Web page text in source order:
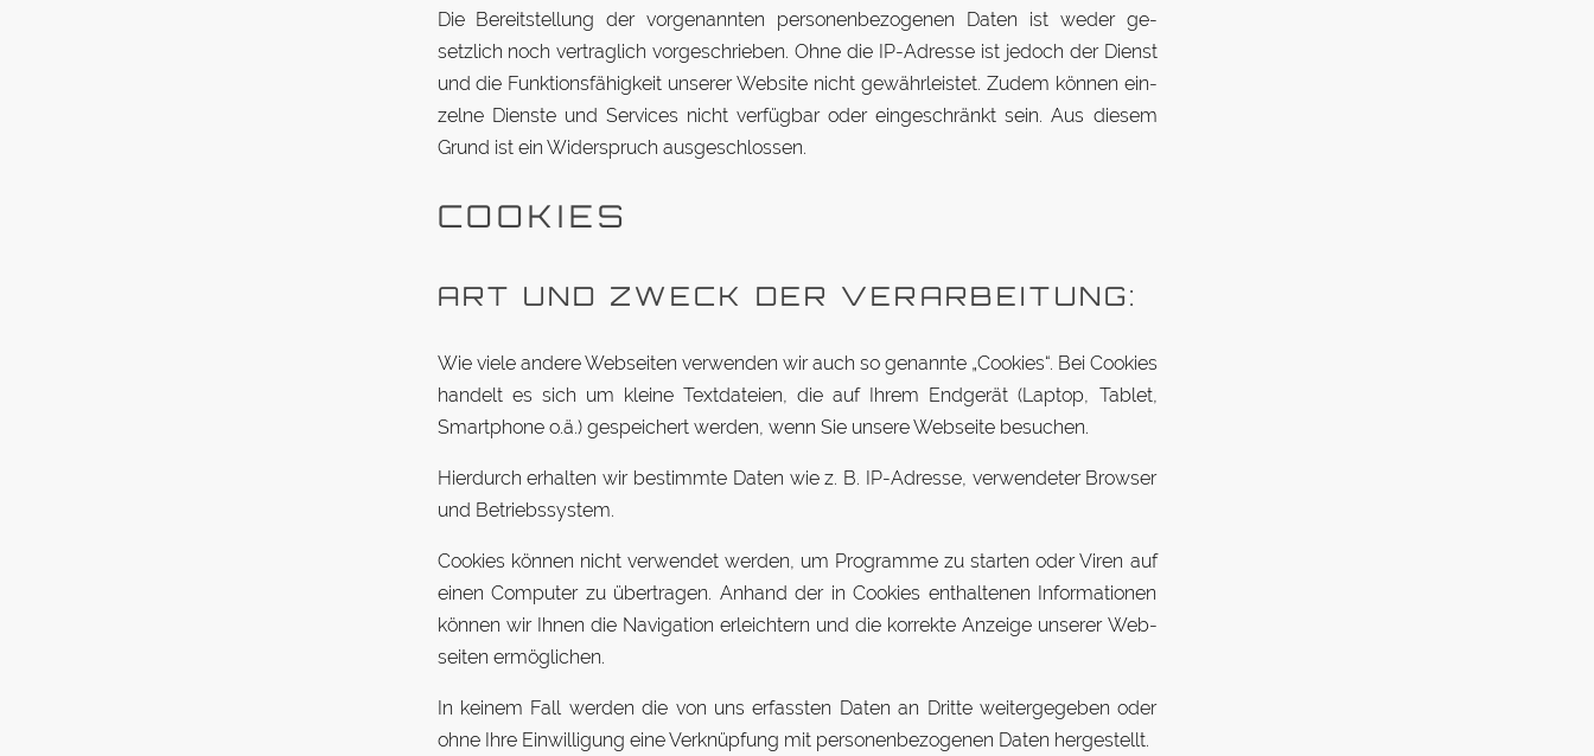
Die Be­reit­stellung der vor­ge­nannten per­so­nen­be­zo­genen Daten ist weder ge­
setzlich noch ver­traglich vor­ge­schrieben. Ohne die IP-Adresse ist jedoch der Dienst
und die Funk­ti­ons­fä­higkeit un­serer Website nicht ge­währ­leistet. Zudem können ein­
zelne Dienste und Ser­vices nicht ver­fügbar oder ein­ge­schränkt sein. Aus diesem
Grund ist ein Wi­der­spruch ausgeschlossen.
COOKIES
ART UND ZWECK DER VERARBEITUNG:
Wie viele andere Web­seiten ver­wenden wir auch so ge­nannte „Cookies“. Bei Cookies
handelt es sich um kleine Text­da­teien, die auf Ihrem End­gerät (Laptop, Tablet,
Smart­phone o.ä.) ge­spei­chert werden, wenn Sie unsere Web­seite besuchen.
Hier­durch er­halten wir be­stimmte Daten wie z. B. IP-Adresse, ver­wen­deter Browser
und Betriebssystem.
Cookies können nicht ver­wendet werden, um Pro­gramme zu starten oder Viren auf
einen Com­puter zu über­tragen. Anhand der in Cookies ent­hal­tenen In­for­ma­tionen
können wir Ihnen die Na­vi­gation er­leichtern und die kor­rekte An­zeige un­serer Web­
seiten ermöglichen.
In keinem Fall werden die von uns er­fassten Daten an Dritte wei­ter­ge­geben oder
ohne Ihre Ein­wil­ligung eine Ver­knüpfung mit per­so­nen­be­zo­genen Daten hergestellt.